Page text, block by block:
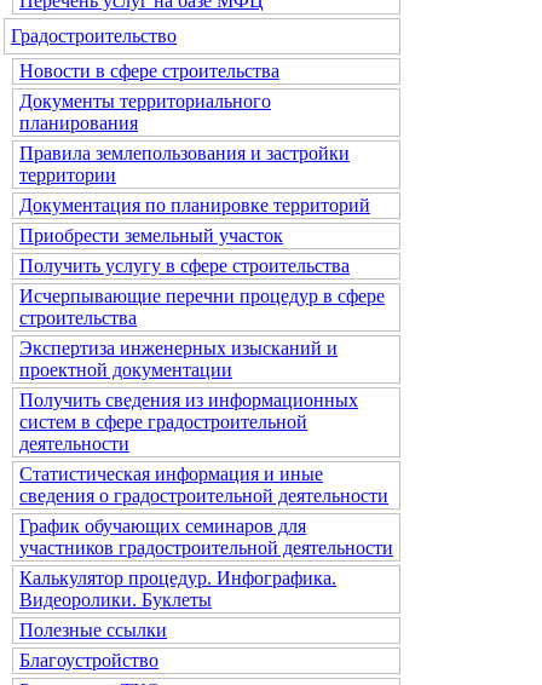
Градостроительство
Новости в сфере строительства
Документы территориального
планирования
Правила землепользования и застройки
территории
Документация по планировке территорий
Приобрести земельный участок
Получить услугу в сфере строительства
Исчерпывающие перечни процедур в сфере
строительства
Экспертиза инженерных изысканий и
проектной документации
Получить сведения из информационных
систем в сфере градостроительной
деятельности
Статистическая информация и иные
сведения о градостроительной деятельности
График обучающих семинаров для
участников градостроительной деятельности
Калькулятор процедур. Инфографика.
Видеоролики. Буклеты
Полезные ссылки
Благоустройство